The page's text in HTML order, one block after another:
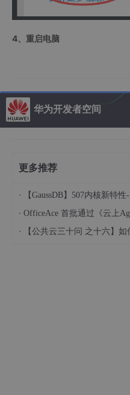
4、重启电脑
华为开发者空间
更多推荐
· 【GaussDB】507内核新特
· OfficeAce 首批通过《云上Agent基准度
· 【公共云三十问 之十六】如何